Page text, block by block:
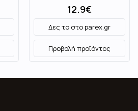
12.9€
Δες το στοparex.gr
Προβολή προϊόντος